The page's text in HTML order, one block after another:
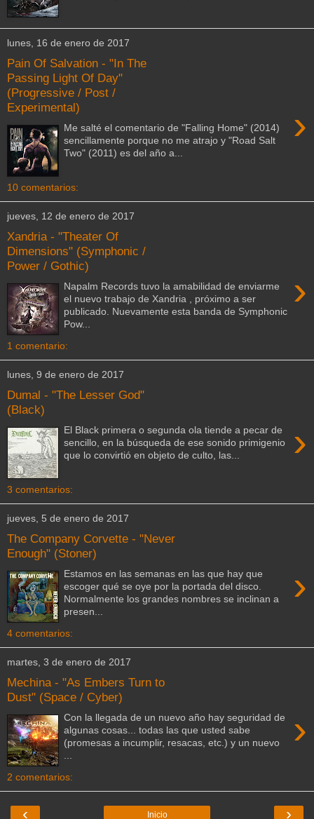
lunes, 16 de enero de 2017
Pain Of Salvation - "In The
Passing Light Of Day"
(Progressive / Post /
Experimental)
›
Me salté el comentario de "Falling Home" (2014)
sencillamente porque no me atrajo y "Road Salt
Two" (2011) es del año a...
10 comentarios:
jueves, 12 de enero de 2017
Xandria - "Theater Of
Dimensions" (Symphonic /
Power / Gothic)
›
Napalm Records tuvo la amabilidad de enviarme
el nuevo trabajo de Xandria , próximo a ser
publicado. Nuevamente esta banda de Symphonic
Pow...
1 comentario:
lunes, 9 de enero de 2017
Dumal - "The Lesser God"
(Black)
›
El Black primera o segunda ola tiende a pecar de
sencillo, en la búsqueda de ese sonido primigenio
que lo convirtió en objeto de culto, las...
3 comentarios:
jueves, 5 de enero de 2017
The Company Corvette - "Never
Enough" (Stoner)
›
Estamos en las semanas en las que hay que
escoger qué se oye por la portada del disco.
Normalmente los grandes nombres se inclinan a
presen...
4 comentarios:
martes, 3 de enero de 2017
Mechina - "As Embers Turn to
Dust" (Space / Cyber)
›
Con la llegada de un nuevo año hay seguridad de
algunas cosas... todas las que usted sabe
(promesas a incumplir, resacas, etc.) y un nuevo
2 comentarios:
‹ ›
Inicio